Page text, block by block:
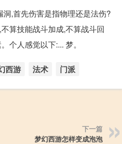
,首先伤害是指物理还是法伤?
算技能战斗加成,不算战斗回
个人感觉以下:... 梦。
西游 法术 门派
下一篇
梦幻西游怎样变成泡泡